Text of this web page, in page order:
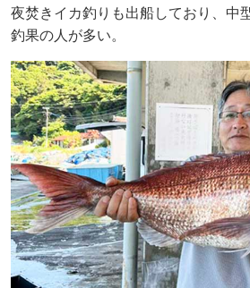
夜焚きイカ釣りも出船しており、中
釣果の人が多い。